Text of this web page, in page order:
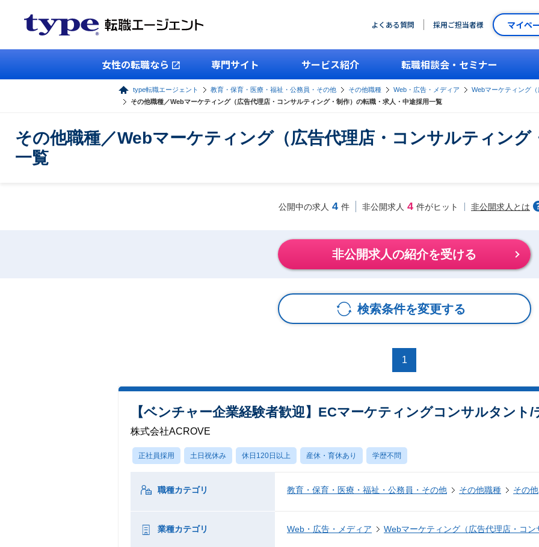
よくある質問 採用ご担当者様 マイペ
女性の転職なら 専門サイト サービス紹介 転職相談会・セミナー
type転職エージェント 教育・保育・医療・福祉・公務員・その他 その他職種 Web・広告・メディア
Webマーケティング
その他職種／Webマーケティング（広告代理店・コンサルティング・制作）の転職・求人・中途採用一覧
その他職種／Webマーケティング（広告代理店・コンサルティング
一覧
公開中の求人 4 件 非公開求人 4 件がヒット 非公開求人とは
非公開求人の紹介を受ける
検索条件を変更する
1
【ベンチャー企業経験者歓迎】ECマーケティングコンサルタント
株式会社ACROVE
正社員採用 土日祝休み 休日120日以上 産休・育休あり 学歴不問
職種カテゴリ 教育・保育・医療・福祉・公務員・その他 その他職種 その他
業種カテゴリ Web・広告・メディア Webマーケティング（広告代理店・コン